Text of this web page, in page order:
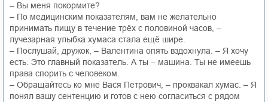
– Вы меня покормите?
– По медицинским показателям, вам не желательно
принимать пищу в течение трёх с половиной часов, –
лучезарная улыбка хумаса стала ещё шире.
– Послушай, дружок, – Валентина опять вздохнула. – Я хочу
есть. Это главный показатель. А ты – машина. Ты не имеешь
права спорить с человеком.
– Обращайтесь ко мне Вася Петрович, – проквакал хумас. – Я
понял вашу сентенцию и готов с нею согласиться с рядом